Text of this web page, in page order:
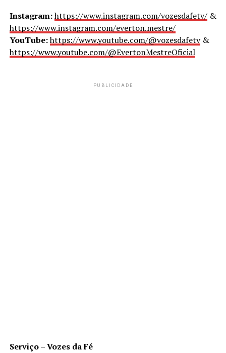
Instagram:https://www.instagram.com/vozesdafetv/&
https://www.instagram.com/everton.mestre/
YouTube:https://www.youtube.com/@vozesdafetv&
https://www.youtube.com/@EvertonMestreOficial
PUBLICIDADE
Serviço – Vozes da Fé